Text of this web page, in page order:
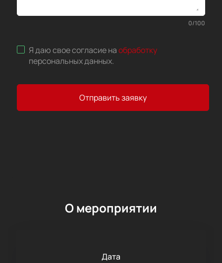
0/100
Я даю свое согласие наобработку
персональных данных.
Отправить заявку
О мероприятии
Дата